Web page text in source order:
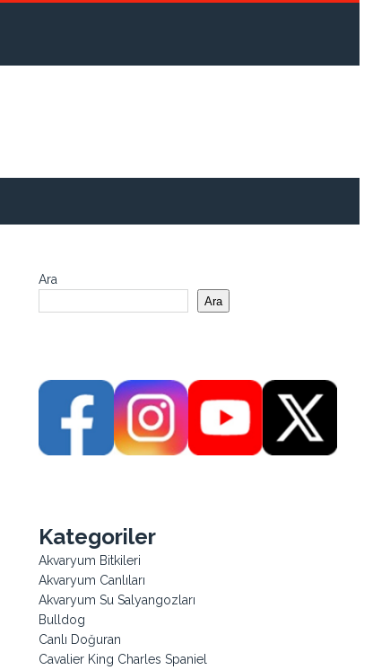
Ara
Ara
Kategoriler
Akvaryum Bitkileri
Akvaryum Canlıları
Akvaryum Su Salyangozları
Bulldog
Canlı Doğuran
Cavalier King Charles Spaniel